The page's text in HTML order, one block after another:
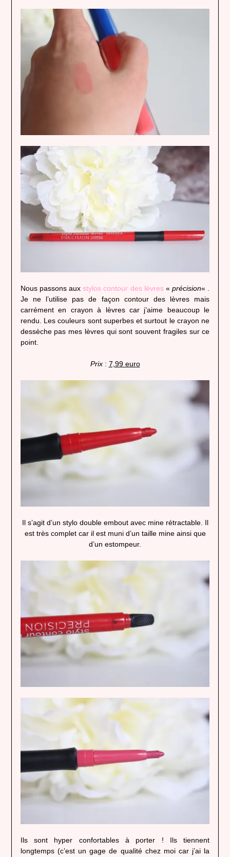
Nous passons auxstylos contour des lèvres«précision« .
Je ne l’utilise pas de façon contour des lèvres mais
carrément en crayon à lèvres car j’aime beaucoup le
rendu. Les couleurs sont superbes et surtout le crayon ne
dessèche pas mes lèvres qui sont souvent fragiles sur ce
point.
Prix: 7,99 euro
Il s’agit d’un stylo double embout avec mine rétractable. Il
est très complet car il est muni d’un taille mine ainsi que
d’un estompeur.
Ils sont hyper confortables à porter ! Ils tiennent
longtemps (c’est un gage de qualité chez moi car j’ai la